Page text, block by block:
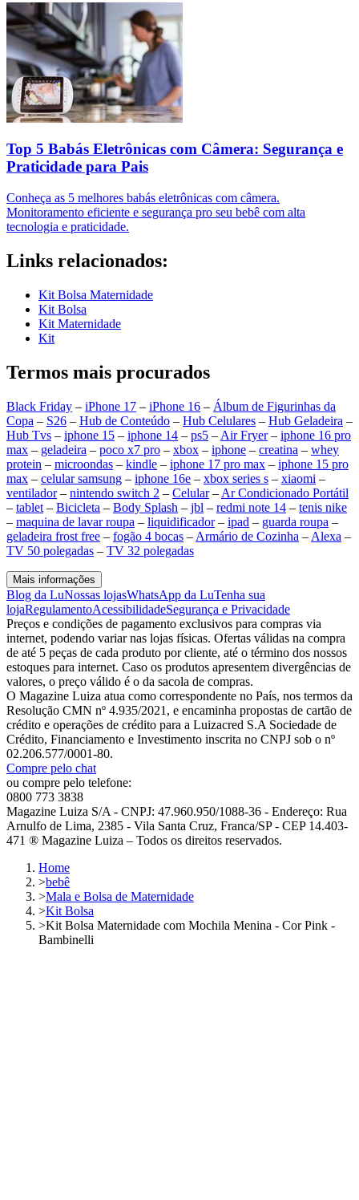
Top 5 Babás Eletrônicas com Câmera: Segurança e
Praticidade para Pais
Conheça as 5 melhores babás eletrônicas com câmera.
Monitoramento eficiente e segurança pro seu bebê com alta
tecnologia e praticidade.
Links relacionados:
Kit Bolsa Maternidade
Kit Bolsa
Kit Maternidade
Kit
Termos mais procurados
Black Friday – iPhone 17 – iPhone 16 – Álbum de Figurinhas da
Copa – S26 – Hub de Conteúdo – Hub Celulares – Hub Geladeira –
Hub Tvs – iphone 15 – iphone 14 – ps5 – Air Fryer– iphone 16 pro
max – geladeira – poco x7 pro – xbox – iphone – creatina – whey
protein – microondas – kindle – iphone 17 pro max – iphone 15 pro
max – celular samsung – iphone 16e – xbox series s – xiaomi –
ventilador– nintendo switch 2 – Celular– Ar Condicionado Portátil
– tablet – Bicicleta – Body Splash – jbl – redmi note 14 – tenis nike
– maquina de lavar roupa – liquidificador– ipad – guarda roupa –
geladeira frost free – fogão 4 bocas – Armário de Cozinha – Alexa –
TV 50 polegadas – TV 32 polegadas
Mais informações
Blog da LuNossas lojasWhatsApp da LuTenha sua
lojaRegulamentoAcessibilidadeSegurança e Privacidade
Preços e condições de pagamento exclusivos para compras via
internet, podendo variar nas lojas físicas. Ofertas válidas na compra
de até 5 peças de cada produto por cliente, até o término dos nossos
estoques para internet. Caso os produtos apresentem divergências de
valores, o preço válido é o da sacola de compras.
O Magazine Luiza atua como correspondente no País, nos termos da
Resolução CMN nº 4.935/2021, e encaminha propostas de cartão de
crédito e operações de crédito para a Luizacred S.A Sociedade de
Crédito, Financiamento e Investimento inscrita no CNPJ sob o nº
02.206.577/0001-80.
Compre pelo chat
ou compre pelo telefone:
0800 773 3838
Magazine Luiza S/A - CNPJ: 47.960.950/1088-36 - Endereço: Rua
Arnulfo de Lima, 2385 - Vila Santa Cruz, Franca/SP - CEP 14.403-
471 ® Magazine Luiza – Todos os direitos reservados.
Home
>bebê
>Mala e Bolsa de Maternidade
>Kit Bolsa
>Kit Bolsa Maternidade com Mochila Menina - Cor Pink -
Bambinelli